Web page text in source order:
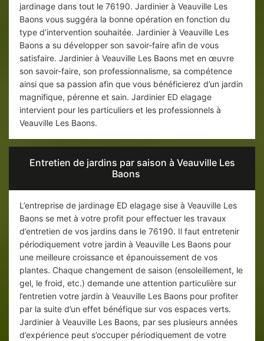
jardinage dans tout le 76190. Jardinier à Veauville Les
Baons vous suggéra la bonne opération en fonction du
type d’intervention souhaitée. Jardinier à Veauville Les
Baons a su développer son savoir-faire afin de vous
satisfaire. Jardinier à Veauville Les Baons met en œuvre
son savoir-faire, son professionnalisme, sa compétence
ainsi que sa passion afin que vous bénéficierez d’un jardin
magnifique, pérenne et sain. Jardinier ED elagage
intervient pour les particuliers et les professionnels à
Veauville Les Baons.
Entretien de jardins par saison à Veauville Les
Baons
L’entreprise de jardinage ED elagage sise à Veauville Les
Baons se met à votre profit pour effectuer les travaux
d’entretien de vos jardins dans le 76190. Il faut entretenir
périodiquement votre jardin à Veauville Les Baons pour
une meilleure croissance et épanouissement de vos
plantes. Chaque changement de saison (ensoleillement, le
gel, le froid, etc.) demande une attention particulière sur
l’entretien votre jardin à Veauville Les Baons pour profiter
par la suite d’un effet bénéfique sur vos espaces verts.
Jardinier à Veauville Les Baons, par ses plusieurs années
d’expérience peut s’occuper périodiquement de votre